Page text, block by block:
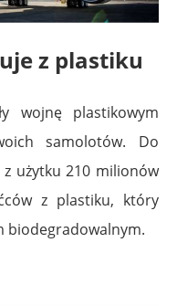
z plastiku
wojnę plastikowym
samolotów. Do
użytku 210 milionów
z plastiku, który
biodegradowalnym.